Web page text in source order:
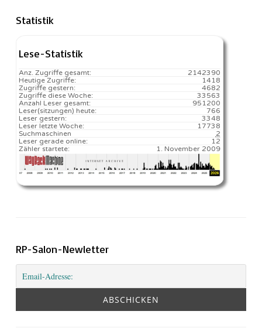
Statistik
Lese-Statistik
2142390
Anz. Zugriffe gesamt:
1418
Heutige Zugriffe:
4682
Zugriffe gestern:
33563
Zugriffe diese Woche:
951200
Anzahl Leser gesamt:
766️
Leser(sitzungen) heute:
3348
Leser gestern:
17738️
Leser letzte Woche:
2
Suchmaschinen
12
Leser gerade online:
1. November 2009
Zähler startete:
RP-Salon-Newletter